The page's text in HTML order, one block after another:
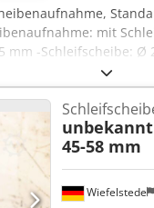
mit
mm -Schleifscheibe: Ø
9,7 kg/St.
Wiefelstede
unbekannt
45-58 mm